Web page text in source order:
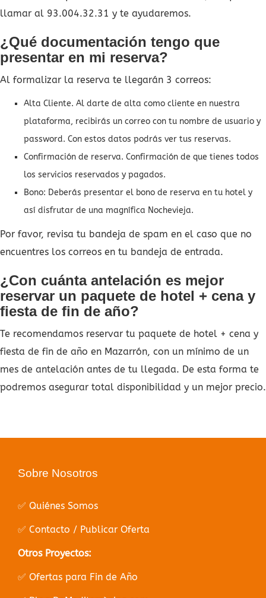
llamar al 93.004.32.31 y te ayudaremos.
¿Qué documentación tengo que
presentar en mi reserva?
Al formalizar la reserva te llegarán 3 correos:
Alta Cliente. Al darte de alta como cliente en nuestra
plataforma, recibirás un correo con tu nombre de usuario y
password. Con estos datos podrás ver tus reservas.
Confirmación de reserva. Confirmación de que tienes todos
los servicios reservados y pagados.
Bono: Deberás presentar el bono de reserva en tu hotel y
así disfrutar de una magnífica Nochevieja.
Por favor, revisa tu bandeja de spam en el caso que no
encuentres los correos en tu bandeja de entrada.
¿Con cuánta antelación es mejor
reservar un paquete de hotel + cena y
fiesta de fin de año?
Te recomendamos reservar tu paquete de hotel + cena y
fiesta de fin de año en Mazarrón, con un mínimo de un
mes de antelación antes de tu llegada. De esta forma te
podremos asegurar total disponibilidad y un mejor precio.
Sobre Nosotros
✅ Quiénes Somos
✅ Contacto / Publicar Oferta
Otros Proyectos:
✅ Ofertas para Fin de Año